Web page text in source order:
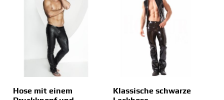
Hose mit einem
Klassische schwarze